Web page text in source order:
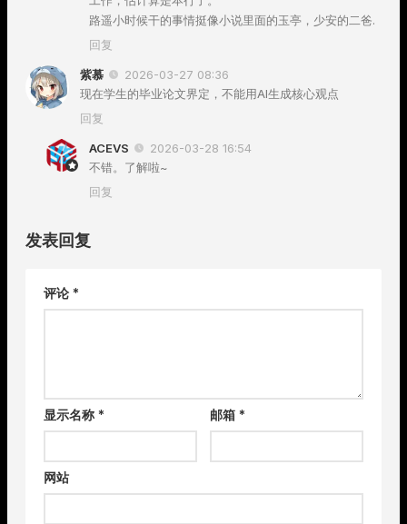
路遥小时候干的事情挺像小说里面的玉亭，少安的二爸.
回复
紫慕
2026-03-27 08:36
现在学生的毕业论文界定，不能用AI生成核心观点
回复
ACEVS
2026-03-28 16:54
不错。了解啦~
回复
发表回复
评论 *
显示名称 * 邮箱*
网站